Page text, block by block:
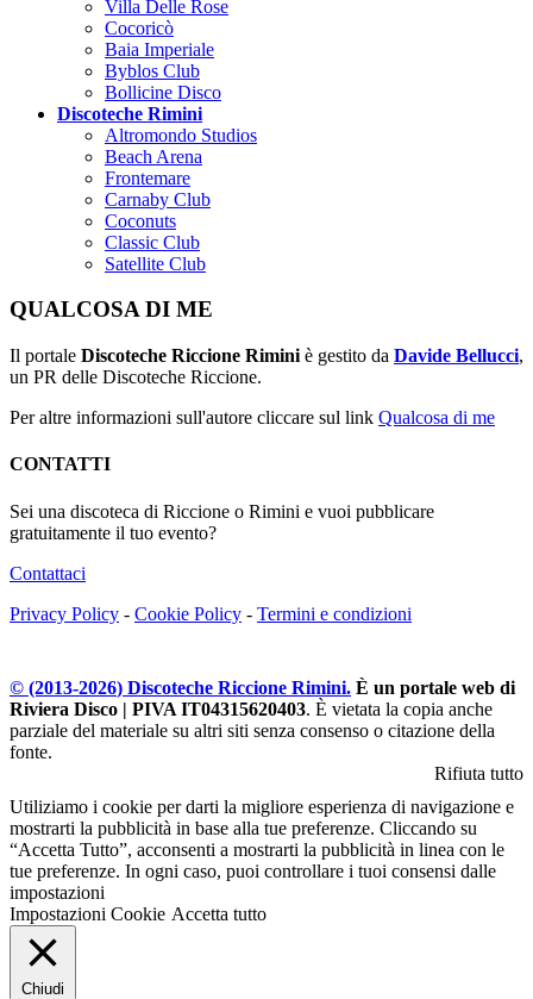
Villa Delle Rose
Cocoricò
Baia Imperiale
Byblos Club
Bollicine Disco
Discoteche Rimini
Altromondo Studios
Beach Arena
Frontemare
Carnaby Club
Coconuts
Classic Club
Satellite Club
QUALCOSA DI ME
Il portale Discoteche Riccione Rimini è gestito da Davide Bellucci,
un PR delle Discoteche Riccione.
Per altre informazioni sull'autore cliccare sul link Qualcosa di me
CONTATTI
Sei una discoteca di Riccione o Rimini e vuoi pubblicare
gratuitamente il tuo evento?
Contattaci
Privacy Policy - Cookie Policy - Termini e condizioni
© (2013-2026) Discoteche Riccione Rimini. È un portale web di
Riviera Disco | PIVA IT04315620403. È vietata la copia anche
parziale del materiale su altri siti senza consenso o citazione della
fonte.
Rifiuta tutto
Utiliziamo i cookie per darti la migliore esperienza di navigazione e
mostrarti la pubblicità in base alla tue preferenze. Cliccando su
“Accetta Tutto”, acconsenti a mostrarti la pubblicità in linea con le
tue preferenze. In ogni caso, puoi controllare i tuoi consensi dalle
impostazioni
Impostazioni Cookie Accetta tutto
Chiudi